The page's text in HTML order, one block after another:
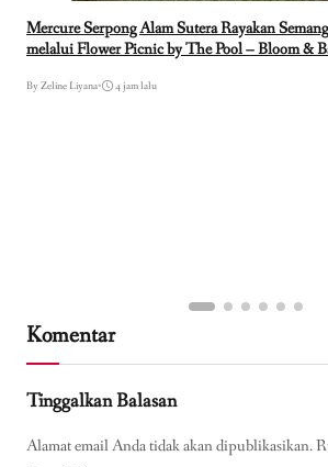
Mercure Serpong Alam Sutera Rayakan
melalui Flower Picnic by The Pool – Bloom &
By Zeline Liyana• 4 jam lalu
Komentar
Tinggalkan Balasan
Alamat email Anda tidak akan dipublikasikan.